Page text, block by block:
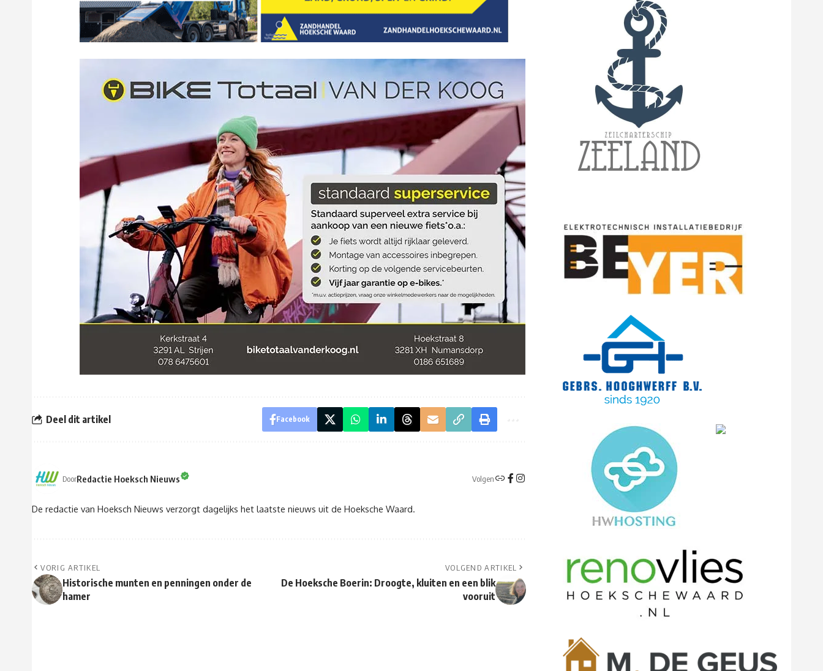
Deel dit artikel Facebook
DoorRedactie Hoeksch Nieuws Volgen
De redactie van Hoeksch Nieuws verzorgt dagelijks het laatste nieuws uit de Hoeksche Waard.
VORIG ARTIKEL
Historische munten en penningen onder de
hamer
VOLGEND ARTIKEL
De Hoeksche Boerin: Droogte, kluiten en een blik
vooruit